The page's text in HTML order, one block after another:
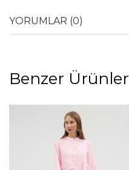
YORUMLAR (0)
Benzer Ürünler